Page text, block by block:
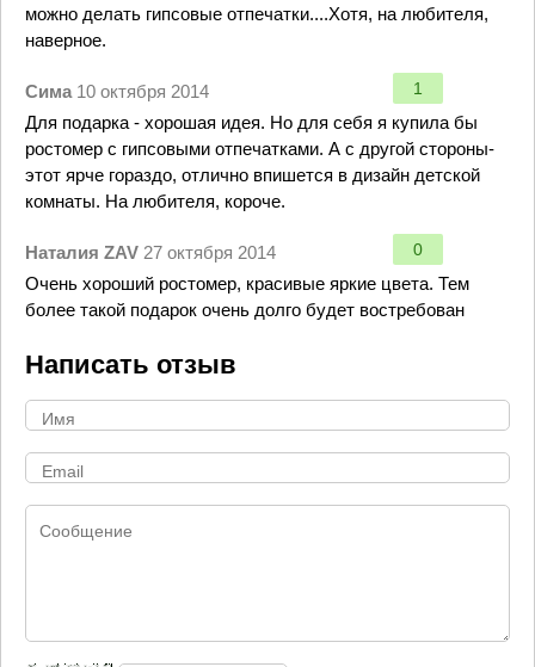
можно делать гипсовые отпечатки....Хотя, на любителя,
наверное.
Сима 10 октября 2014 1
Для подарка - хорошая идея. Но для себя я купила бы
ростомер с гипсовыми отпечатками. А с другой стороны-
этот ярче гораздо, отлично впишется в дизайн детской
комнаты. На любителя, короче.
Наталия ZAV 27 октября 2014 0
Очень хороший ростомер, красивые яркие цвета. Тем
более такой подарок очень долго будет востребован
Написать отзыв